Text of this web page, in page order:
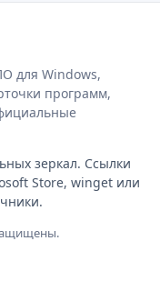
для Windows,
программ,
зеркал. Ссылки
Store, winget или